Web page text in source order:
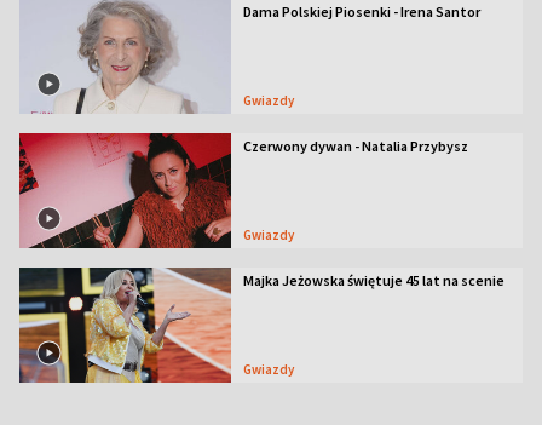
Dama Polskiej Piosenki - Irena Santor
Gwiazdy
Czerwony dywan - Natalia Przybysz
Gwiazdy
Majka Jeżowska świętuje 45 lat na scenie
Gwiazdy